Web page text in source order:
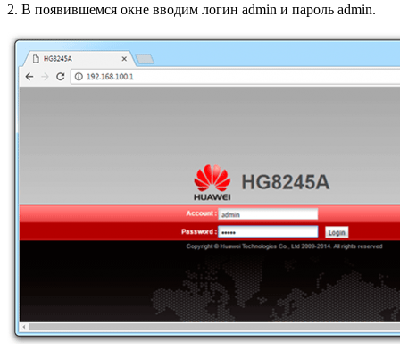
2. В появившемся окне вводим логин admin и пароль admin.